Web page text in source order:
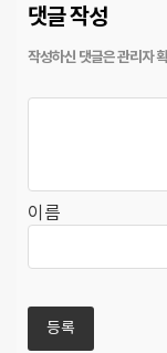
댓글 작성
이름